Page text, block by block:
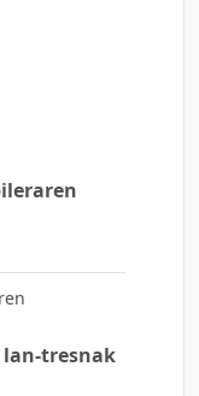
tresnak